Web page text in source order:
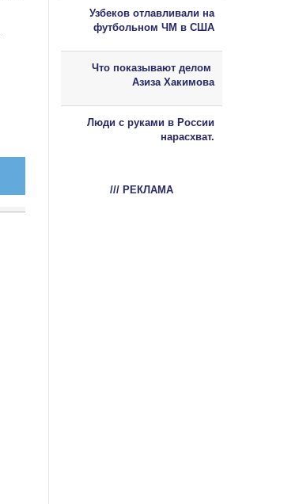
Узбеков отлавливали на
футбольном ЧМ в США
Что показывают делом
Азиза Хакимова
Люди с руками в России
нарасхват.
/// РЕКЛАМА